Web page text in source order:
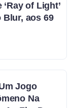
of Light’
Blur, aos 69
Jogo
Na